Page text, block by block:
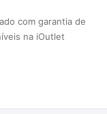
com garantia de
na iOutlet